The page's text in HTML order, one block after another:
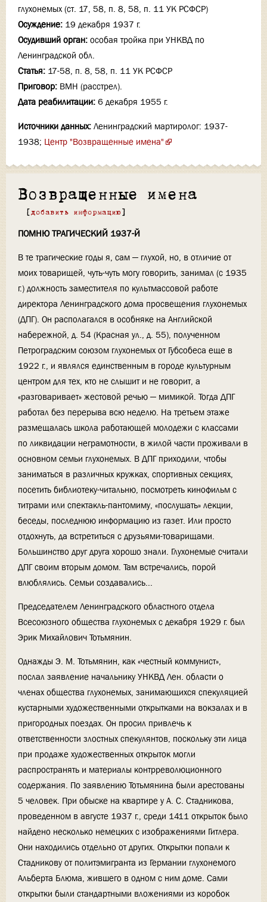
глухонемых (ст. 17, 58, п. 8, 58, п. 11 УК РСФСР)
Осуждение: 19 декабря 1937 г.
Осудивший орган: особая тройка при УНКВД по
Ленинградской обл.
Статья: 17-58, п. 8, 58, п. 11 УК РСФСР
Приговор: ВМН (расстрел).
Дата реабилитации: 6 декабря 1955 г.
Источники данных: Ленинградский мартиролог: 1937-
1938; Центр "Возвращенные имена"
Возвращенные имена
[ добавить информацию ]
ПОМНЮ ТРАГИЧЕСКИЙ 1937-Й
В те трагические годы я, сам — глухой, но, в отличие от
моих товарищей, чуть-чуть могу говорить, занимал (с 1935
г.) должность заместителя по культмассовой работе
директора Ленинградского дома просвещения глухонемых
(ДПГ). Он располагался в особняке на Английской
набережной, д. 54 (Красная ул., д. 55), полученном
Петроградским союзом глухонемых от Губсобеса еще в
1922 г., и являлся единственным в городе культурным
центром для тех, кто не слышит и не говорит, а
«разговаривает» жестовой речью — мимикой. Тогда ДПГ
работал без перерыва всю неделю. На третьем этаже
размещалась школа работающей молодежи с классами
по ликвидации неграмотности, в жилой части проживали в
основном семьи глухонемых. В ДПГ приходили, чтобы
заниматься в различных кружках, спортивных секциях,
посетить библиотеку-читальню, посмотреть кинофильм с
титрами или спектакль-пантомиму, «послушать» лекции,
беседы, последнюю информацию из газет. Или просто
отдохнуть, да встретиться с друзьями-товарищами.
Большинство друг друга хорошо знали. Глухонемые считали
ДПГ своим вторым домом. Там встречались, порой
влюблялись. Семьи создавались...
Председателем Ленинградского областного отдела
Всесоюзного общества глухонемых с декабря 1929 г. был
Эрик Михайлович Тотьмянин.
Однажды Э. М. Тотьмянин, как «честный коммунист»,
послал заявление начальнику УНКВД Лен. области о
членах общества глухонемых, занимающихся спекуляцией
кустарными художественными открытками на вокзалах и в
пригородных поездах. Он просил привлечь к
ответственности злостных спекулянтов, поскольку эти лица
при продаже художественных открыток могли
распространять и материалы контрреволюционного
содержания. По заявлению Тотьмянина были арестованы
5 человек. При обыске на квартире у А. С. Стадникова,
проведенном в августе 1937 г., среди 1411 открыток было
найдено несколько немецких с изображениями Гитлера.
Они находились отдельно от других. Открытки попали к
Стадникову от политэмигранта из Германии глухонемого
Альберта Блюма, жившего в одном с ним доме. Сами
открытки были стандартными вложениями из коробок